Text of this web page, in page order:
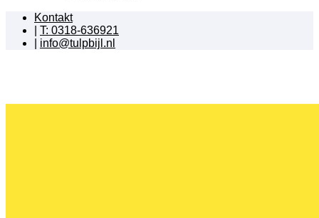
Kontakt
T: 0318-636921
info@tulpbijl.nl